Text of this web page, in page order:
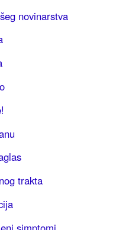
novinarstva
trakta